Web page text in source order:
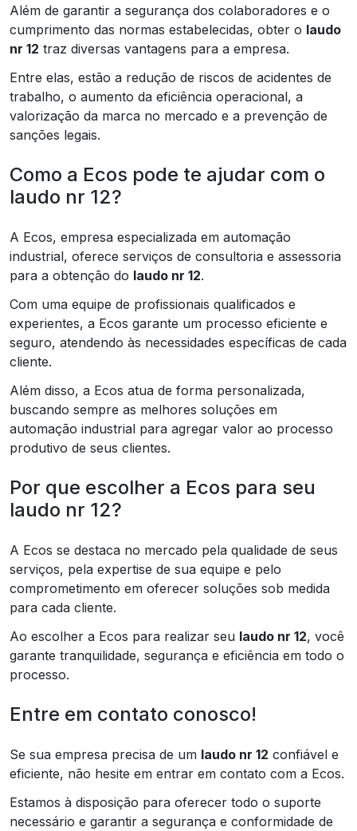
Além de garantir a segurança dos colaboradores e o
cumprimento das normas estabelecidas, obter o laudo
nr 12 traz diversas vantagens para a empresa.
Entre elas, estão a redução de riscos de acidentes de
trabalho, o aumento da eficiência operacional, a
valorização da marca no mercado e a prevenção de
sanções legais.
Como a Ecos pode te ajudar com o
laudo nr 12?
A Ecos, empresa especializada em automação
industrial, oferece serviços de consultoria e assessoria
para a obtenção do laudo nr 12.
Com uma equipe de profissionais qualificados e
experientes, a Ecos garante um processo eficiente e
seguro, atendendo às necessidades específicas de cada
cliente.
Além disso, a Ecos atua de forma personalizada,
buscando sempre as melhores soluções em
automação industrial para agregar valor ao processo
produtivo de seus clientes.
Por que escolher a Ecos para seu
laudo nr 12?
A Ecos se destaca no mercado pela qualidade de seus
serviços, pela expertise de sua equipe e pelo
comprometimento em oferecer soluções sob medida
para cada cliente.
Ao escolher a Ecos para realizar seu laudo nr 12, você
garante tranquilidade, segurança e eficiência em todo o
processo.
Entre em contato conosco!
Se sua empresa precisa de um laudo nr 12 confiável e
eficiente, não hesite em entrar em contato com a Ecos.
Estamos à disposição para oferecer todo o suporte
necessário e garantir a segurança e conformidade de